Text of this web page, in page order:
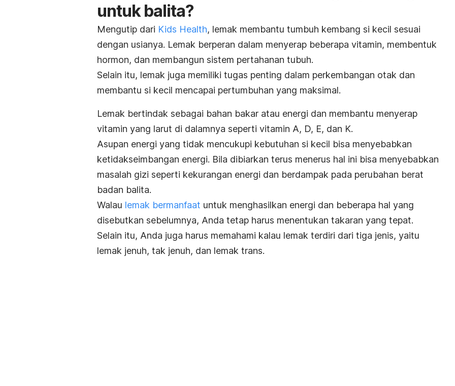
untuk balita?
Mengutip dari Kids Health, lemak membantu tumbuh kembang si kecil sesuai
dengan usianya. Lemak berperan dalam menyerap beberapa vitamin, membentuk
hormon, dan membangun sistem pertahanan tubuh.
Selain itu, lemak juga memiliki tugas penting dalam perkembangan otak dan
membantu si kecil mencapai pertumbuhan yang maksimal.
Lemak bertindak sebagai bahan bakar atau energi dan membantu menyerap
vitamin yang larut di dalamnya seperti vitamin A, D, E, dan K.
Asupan energi yang tidak mencukupi kebutuhan si kecil bisa menyebabkan
ketidakseimbangan energi. Bila dibiarkan terus menerus hal ini bisa menyebabkan
masalah gizi seperti kekurangan energi dan berdampak pada perubahan berat
badan balita.
Walau lemak bermanfaat untuk menghasilkan energi dan beberapa hal yang
disebutkan sebelumnya, Anda tetap harus menentukan takaran yang tepat.
Selain itu, Anda juga harus memahami kalau lemak terdiri dari tiga jenis, yaitu
lemak jenuh, tak jenuh, dan lemak trans.